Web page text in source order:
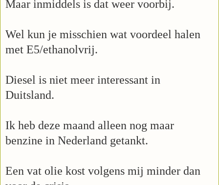
Maar inmiddels is dat weer voorbij.
Wel kun je misschien wat voordeel halen
met E5/ethanolvrij.
Diesel is niet meer interessant in
Duitsland.
Ik heb deze maand alleen nog maar
benzine in Nederland getankt.
Een vat olie kost volgens mij minder dan